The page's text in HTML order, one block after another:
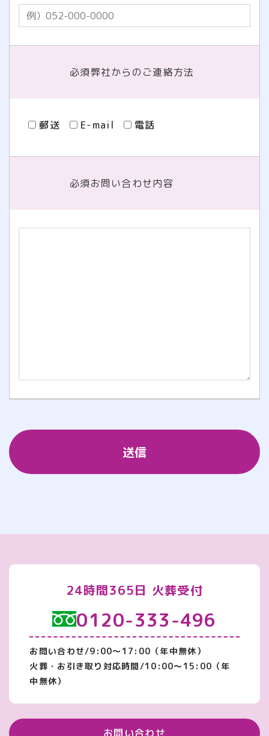
必須弊社からのご連絡方法
郵送 E-mail 電話
必須お問い合わせ内容
24時間365日 火葬受付
0120-333-496
お問い合わせ/9:00～17:00（年中無休）
火葬・お引き取り対応時間/10:00～15:00（年
中無休）
お問い合わせ